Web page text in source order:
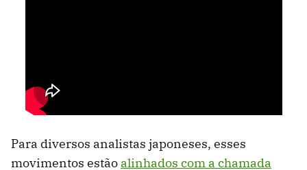
Para diversos analistas japoneses, esses
movimentos estão alinhados com a chamada